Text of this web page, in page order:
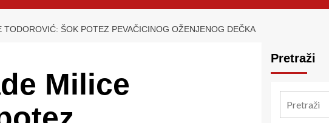
ŠOK POTEZ PEVAČICINOG OŽENJENOG DEČKA
Milice
Pretraži